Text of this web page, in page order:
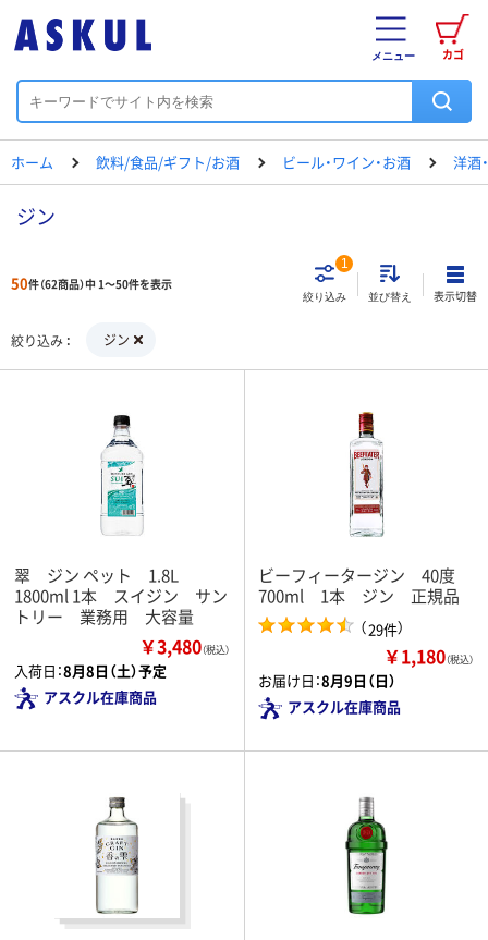
カゴ
メニュー
ホーム 飲料/食品/ギフト/お酒 ビール・ワイン・お酒 洋酒
ジン
50件（62商品）中 1～50件を表示
絞り込み
1
並び替え 表示切替
絞り込み ジン
翠 ジン ペット 1.8L
1800ml 1本 スイジン サン
トリー 業務用 大容量
￥3,480（税込）
入荷日：8月8日（土）予定
アスクル在庫商品
ビーフィータージン 40度
700ml 1本 ジン 正規品
（29件）
￥1,180（税込）
お届け日：8月9日（日）
アスクル在庫商品